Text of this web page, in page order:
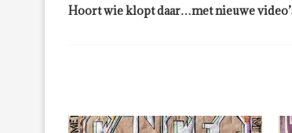
Hoort wie klopt daar…met nieuwe